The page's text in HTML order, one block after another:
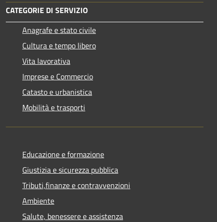
CATEGORIE DI SERVIZIO
Anagrafe e stato civile
Cultura e tempo libero
Vita lavorativa
Imprese e Commercio
Catasto e urbanistica
Mobilità e trasporti
Educazione e formazione
Giustizia e sicurezza pubblica
Tributi,finanze e contravvenzioni
Ambiente
Salute, benessere e assistenza